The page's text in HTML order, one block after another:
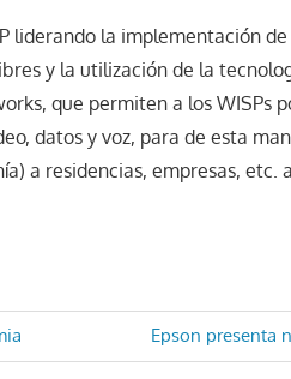
liderando la implementación
y la utilización de la
que permiten a los WISPs
datos y voz, para de esta
a residencias, empresas,
Entrada
siguiente:
Epson presenta